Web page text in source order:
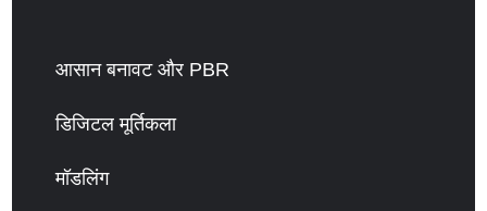
आसान बनावट और PBR
डिजिटल मूर्तिकला
मॉडलिंग